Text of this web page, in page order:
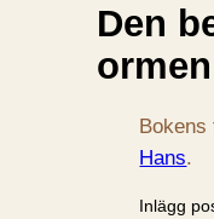
Den
ormen
Hans.
Inlägg